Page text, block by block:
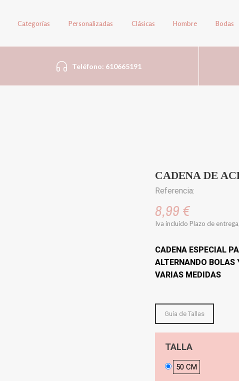
Categorías Personalizadas Clásicas Hombre Bodas
Teléfono: 610665191
CADENA DE
Referencia:
8,99 €
Iva incluido Plazo de
CADENA ESPECIAL
ALTERNANDO BOLAS
VARIAS MEDIDAS
Guía de Tallas
TALLA
50 CM